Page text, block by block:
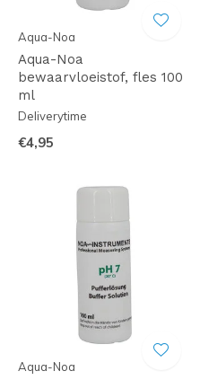
Aqua-Noa
Aqua-Noa
bewaarvloeistof, fles 100
ml
Deliverytime
€4,95
Aqua-Noa